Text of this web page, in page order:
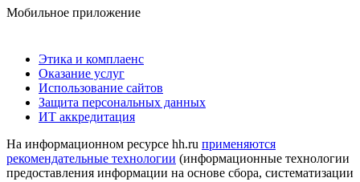
Мобильное приложение
Этика и комплаенс
Оказание услуг
Использование сайтов
Защита персональных данных
ИТ аккредитация
На информационном ресурсе hh.ru применяются
рекомендательные технологии (информационные технологии
предоставления информации на основе сбора, систематизации